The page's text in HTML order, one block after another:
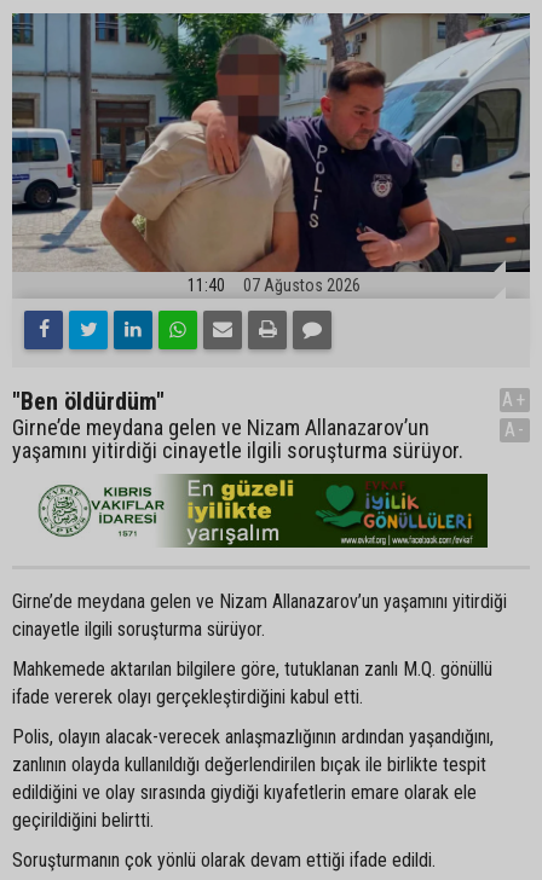
11:40 07 Ağustos 2026
"Ben öldürdüm"
Girne’de meydana gelen ve Nizam Allanazarov’un
yaşamını yitirdiği cinayetle ilgili soruşturma sürüyor.
A+
A-
Girne’de meydana gelen ve Nizam Allanazarov’un yaşamını yitirdiği
cinayetle ilgili soruşturma sürüyor.
Mahkemede aktarılan bilgilere göre, tutuklanan zanlı M.Q. gönüllü
ifade vererek olayı gerçekleştirdiğini kabul etti.
Polis, olayın alacak-verecek anlaşmazlığının ardından yaşandığını,
zanlının olayda kullanıldığı değerlendirilen bıçak ile birlikte tespit
edildiğini ve olay sırasında giydiği kıyafetlerin emare olarak ele
geçirildiğini belirtti.
Soruşturmanın çok yönlü olarak devam ettiği ifade edildi.